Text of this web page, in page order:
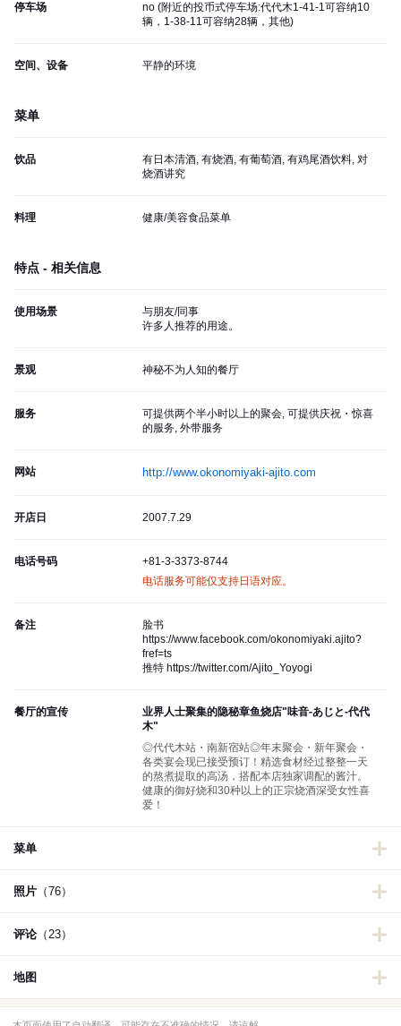
停车场 no (附近的投币式停车场:代代木1-41-1可容纳10
辆，1-38-11可容纳28辆，其他)
空间、设备 平静的环境
菜单
饮品
有日本清酒, 有烧酒, 有葡萄酒, 有鸡尾酒饮料, 对
烧酒讲究
料理 健康/美容食品菜单
特点 - 相关信息
使用场景
与朋友/同事
许多人推荐的用途。
景观 神秘不为人知的餐厅
服务
可提供两个半小时以上的聚会, 可提供庆祝・惊喜
的服务, 外带服务
网站 http://www.okonomiyaki-ajito.com
开店日 2007.7.29
电话号码
+81-3-3373-8744
电话服务可能仅支持日语对应。
备注
脸书
https://www.facebook.com/okonomiyaki.ajito?
fref=ts
推特 https://twitter.com/Ajito_Yoyogi
餐厅的宣传
业界人士聚集的隐秘章鱼烧店"味音-あじと-代代
木"
◎代代木站・南新宿站◎年末聚会・新年聚会・
各类宴会现已接受预订！精选食材经过整整一天
的熬煮提取的高汤，搭配本店独家调配的酱汁。
健康的御好烧和30种以上的正宗烧酒深受女性喜
爱！
菜单
照片 （76）
评论（23）
地图